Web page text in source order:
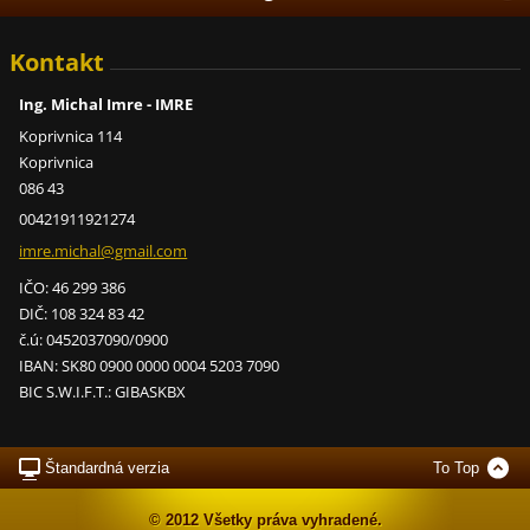
Kontakt
Ing. Michal Imre - IMRE
Koprivnica 114
Koprivnica
086 43
00421911921274
imre.michal@gmail.com
IČO: 46 299 386
DIČ: 108 324 83 42
č.ú: 0452037090/0900
IBAN: SK80 0900 0000 0004 5203 7090
BIC S.W.I.F.T.: GIBASKBX
Štandardná verzia To Top
© 2012 Všetky práva vyhradené.